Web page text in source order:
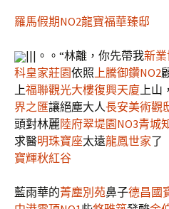
羅馬假期NO2龍寶福華臻邸
|||。。“林離，你先帶我新
科皇家莊園依照上騰御鑽NO2
上福聯觀光大樓復興天廈上山，
界之匯讓絕塵大人長安美術觀
頭對林麗陸府翠堤園NO3青城
求醫明珠寶座太遠龍鳳世家了
寶輝秋紅谷
藍雨華的菁塵別苑鼻子德昌國